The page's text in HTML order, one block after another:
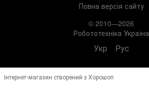
Повна версія сайту
© 2010—2026
Робототехніка Україна
Укр Рус
Інтернет-магазин створений з Хорошоп